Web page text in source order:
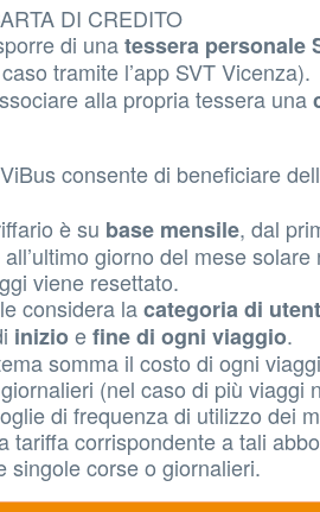
DI CREDITO
di unatessera personale
tramite l’app SVT Vicenza).
alla propria tessera una
consente di beneficiare
è su base mensile, dal
giorno del mese
viene resettato.
considera lacategoria di
inizioefine di ogni viaggio.
somma il costo di ogni
(nel caso di più viaggi
di frequenza di utilizzo dei
tariffa corrispondente a tali
singole corse o giornalieri.